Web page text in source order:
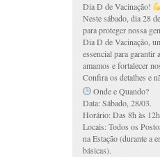
Dia D de Vacinação!
Neste sábado, dia 28
para proteger nossa
Dia D de Vacinação,
essencial para garantir
amamos e fortalecer
Confira os detalhes e
Onde e Quando?
Data: Sábado, 28/03.
Horário: Das 8h às
Locais: Todos os
na Estação (durante a
básicas).